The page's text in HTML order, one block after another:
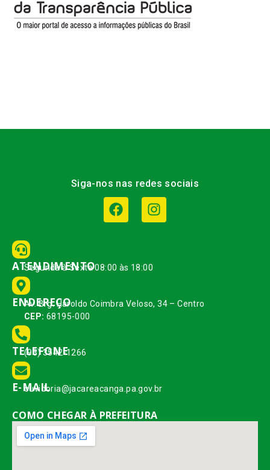
Siga-nos nas redes sociais
ATENDIMENTO
Segunda à Sexta 08:00 às 18:00
ENDEREÇO
Av. Brg. Haroldo Coimbra Veloso, 34 – Centro
CEP: 68195-000
TELEFONE
(93) 3542-1266
E-MAIL
ouvidoria@jacareacanga.pa.gov.br
COMO CHEGAR À PREFEITURA